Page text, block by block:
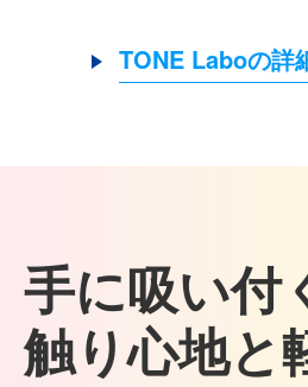
TONE Laboの詳
手に吸い付
触り心地と